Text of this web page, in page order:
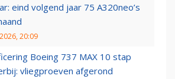
eind volgend jaar 75 A320neo’s
20:09
Boeing 737 MAX 10 stap
vliegproeven afgerond